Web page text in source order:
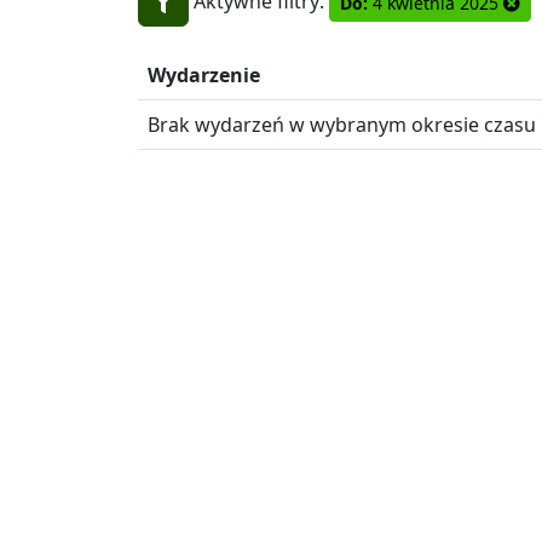
Wydarzenie
Brak wydarzeń w wybranym okresie czasu